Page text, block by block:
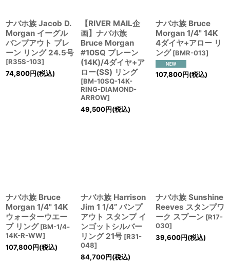
ナバホ族 Jacob D.
Morgan イーグル
バンプアウト プレ
ーン リング 24.5号
[R35S-103]
74,800円(税込)
【RIVER MAIL企
画】ナバホ族
Bruce Morgan
#10SQ プレーン
(14K)/4ダイヤ+ア
ロー(SS) リング
[BM-10SQ-14K-
RING-DIAMOND-
ARROW]
49,500円(税込)
ナバホ族 Bruce
Morgan 1/4" 14K
4ダイヤ+アロー リ
ング [BMR-013]
107,800円(税込)
ナバホ族 Bruce
Morgan 1/4" 14K
ウォーターウエー
ブ リング [BM-1/4‐
14K-R-WW]
107,800円(税込)
ナバホ族 Harrison
Jim 1 1/4” バンプ
アウト スタンプ イ
ンゴットシルバー
リング 21号 [R31-
048]
84,700円(税込)
ナバホ族 Sunshine
Reeves スタンプワ
ーク スプーン [R17-
030]
39,600円(税込)